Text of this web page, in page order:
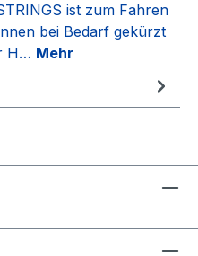
ist zum Fahren
bei Bedarf gekürzt
H… Mehr